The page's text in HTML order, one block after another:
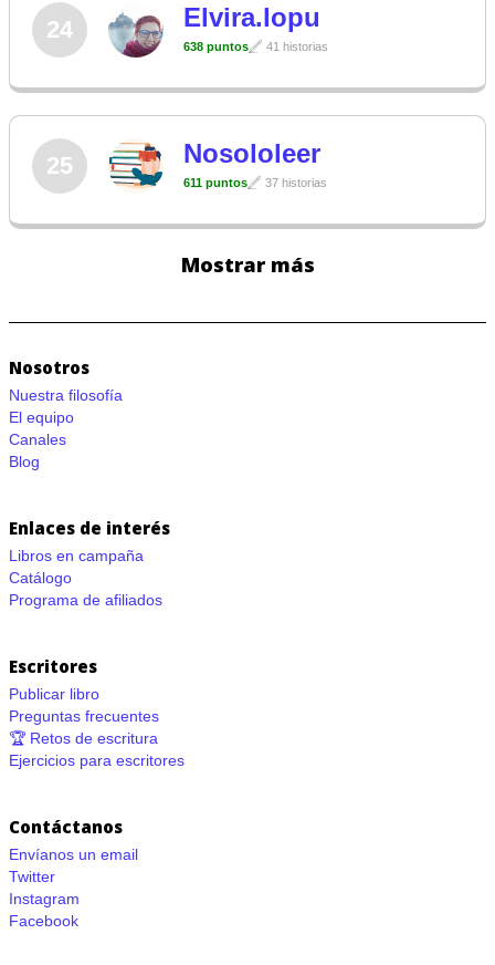
24 Elvira.lopu
638 puntos 41 historias
25 Nosololeer
611 puntos 37 historias
Mostrar más
Nosotros
Nuestra filosofía
El equipo
Canales
Blog
Enlaces de interés
Libros en campaña
Catálogo
Programa de afiliados
Escritores
Publicar libro
Preguntas frecuentes
🏆 Retos de escritura
Ejercicios para escritores
Contáctanos
Envíanos un email
Twitter
Instagram
Facebook